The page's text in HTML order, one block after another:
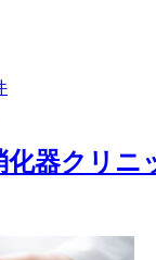
化器クリニ